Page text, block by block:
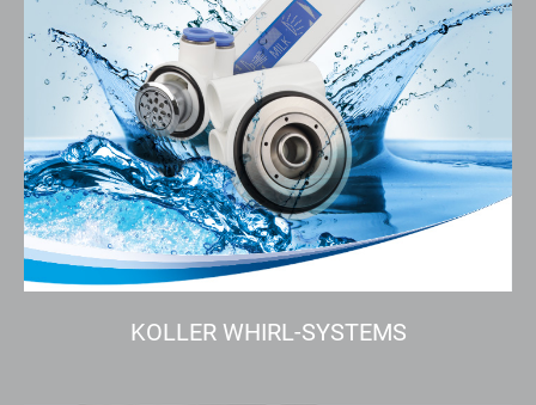
KOLLER WHIRL-SYSTEMS